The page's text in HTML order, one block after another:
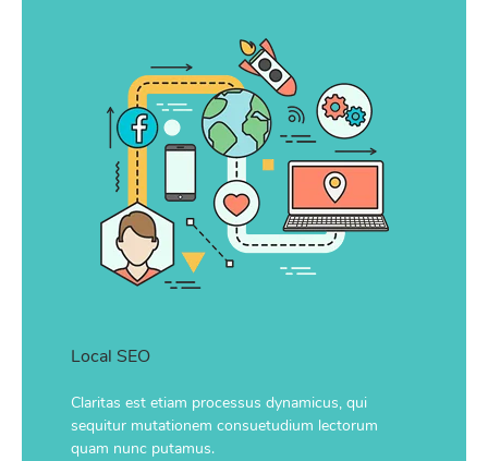
Local SEO
Claritas est etiam processus dynamicus, qui
sequitur mutationem consuetudium lectorum
quam nunc putamus.